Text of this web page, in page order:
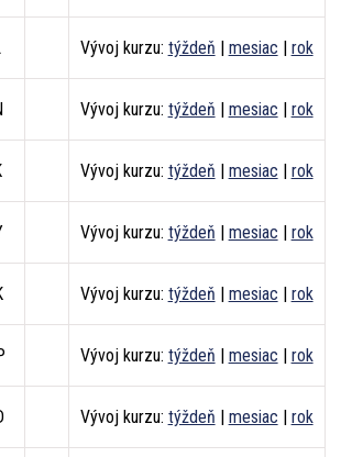
Vývoj kurzu: týždeň | mesiac | rok
Vývoj kurzu: týždeň | mesiac | rok
Vývoj kurzu: týždeň | mesiac | rok
Vývoj kurzu: týždeň | mesiac | rok
Vývoj kurzu: týždeň | mesiac | rok
Vývoj kurzu: týždeň | mesiac | rok
Vývoj kurzu: týždeň | mesiac | rok